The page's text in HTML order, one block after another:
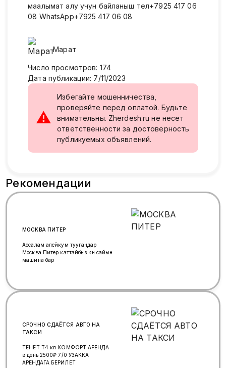
маалымат алу учун байланыш тел+7925 417 06
08 WhatsApp+7925 417 06 08
Марат
Число просмотров: 174
Дата публикации: 7/11/2023
⚠
Избегайте мошенничества,
проверяйте перед оплатой. Будьте
внимательны. Zherdesh.ru не несет
ответственности за достоверность
публикуемых объявлений.
Рекомендации
МОСКВА ПИТЕР
Ассалам алейкум туугандар
Москва Питер каттайбыз күн сайын
машина бар
СРОЧНО СДАЁТСЯ АВТО НА
ТАКСИ
ТЕНЕТ Т4 кл КОМФОРТ АРЕНДА
в день 2500₽ 7/0 УЗАККА
АРЕНДАГА БЕРИЛЕТ